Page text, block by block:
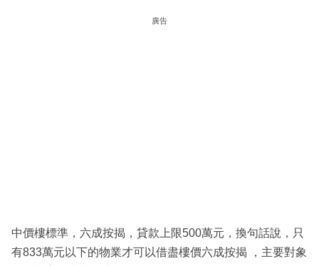
廣告
中價樓標準，六成按揭，貸款上限500萬元，換句話說，只
有833萬元以下的物業才可以借盡樓價六成按揭 ，主要對象